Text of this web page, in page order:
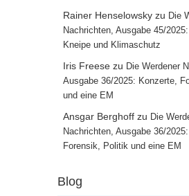
Rainer Henselowsky zu Die
Nachrichten, Ausgabe 45/
Kneipe und Klimaschutz
Iris Freese zu Die Werdener
Ausgabe 36/2025: Konzerte,
und eine EM
Ansgar Berghoff zu Die
Nachrichten, Ausgabe 36/
Forensik, Politik und eine EM
Blog